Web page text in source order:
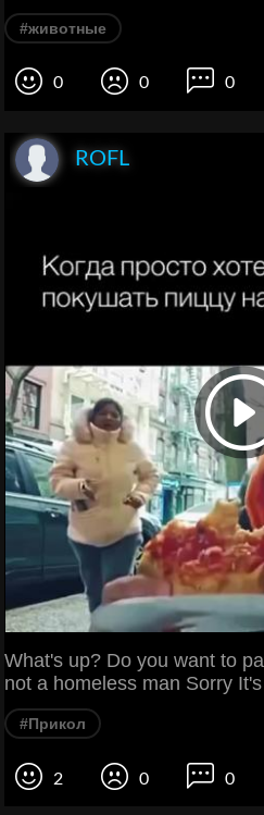
#животные
0 0 0
ROFL
What's up? Do you want to
not a homeless man Sorry
#Прикол
2 0 0